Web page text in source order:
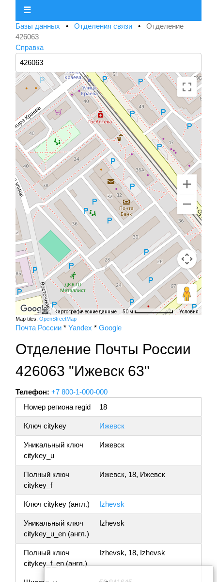
☰
Базы данных • Отделения связи • Отделение
426063
Справка
Картографические данные 50 м Условия
Map tiles: OpenStreetMap
Почта России * Yandex * Google
Отделение Почты России
426063 "Ижевск 63"
Телефон: +7 800-1-000-000
Номер региона regid
18
Ключ citykey Ижевск
Уникальный ключ
citykey_u
Ижевск
Полный ключ
citykey_f
Ижевск, 18, Ижевск
Ключ citykey (англ.) Izhevsk
Уникальный ключ
citykey_u_en (англ.)
Izhevsk
Полный ключ
citykey_f_en (англ.)
Izhevsk, 18, Izhevsk